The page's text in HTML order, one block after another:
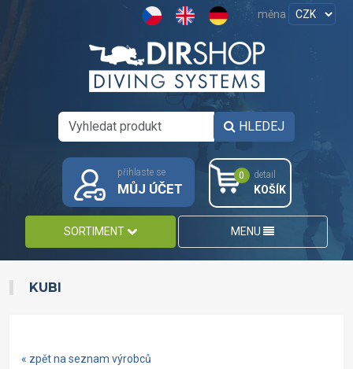
měna
HLEDEJ
přihlaste se
MŮJ ÚČET
0 detail
KOŠÍK
SORTIMENT MENU
KUBI
« zpět na seznam výrobců